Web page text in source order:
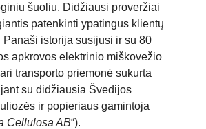
šuoliu. Didžiausi proveržiai
patenkinti ypatingus klientų
Panaši istorija susijusi ir su 80
apkrovos elektrinio miškovežio
transporto priemonė sukurta
su didžiausia Švedijos
ir popieriaus gamintoja
Cellulosa AB“).